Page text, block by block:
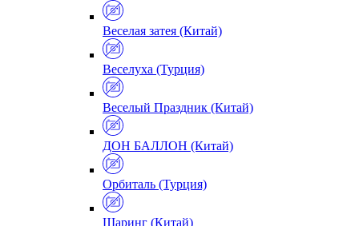
Веселая затея (Китай)
Веселуха (Турция)
Веселый Праздник (Китай)
ДОН БАЛЛОН (Китай)
Орбиталь (Турция)
Шаринг (Китай)